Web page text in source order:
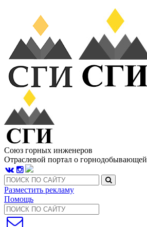
Союз горных инженеров
Отраслевой портал о
Разместить рекламу
Помощь